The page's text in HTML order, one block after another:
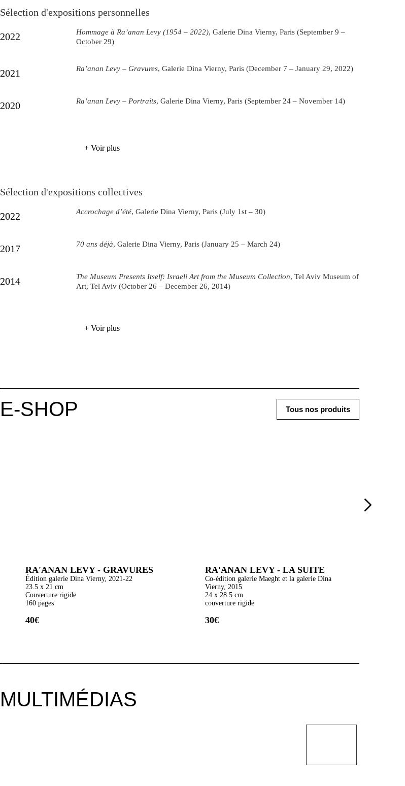
Sélection d'expositions personnelles
2022 Hommage à Ra’anan Levy (1954 – 2022), Galerie Dina Vierny, Paris (September 9 –
October 29)
2021 Ra’anan Levy – Gravures, Galerie Dina Vierny, Paris (December 7 – January 29, 2022)
2020 Ra’anan Levy – Portraits, Galerie Dina Vierny, Paris (September 24 – November 14)
+ Voir plus
Sélection d'expositions collectives
2022 Accrochage d’été, Galerie Dina Vierny, Paris (July 1st – 30)
2017 70 ans déjà, Galerie Dina Vierny, Paris (January 25 – March 24)
2014 The Museum Presents Itself: Israeli Art from the Museum Collection, Tel Aviv Museum of
Art, Tel Aviv (October 26 – December 26, 2014)
+ Voir plus
E-SHOP Tous nos produits
RA'ANAN LEVY - GRAVURES
Édition galerie Dina Vierny, 2021-22
23.5 x 21 cm
Couverture rigide
160 pages
40€
RA'ANAN LEVY - LA SUITE
Co-édition galerie Maeght et la galerie Dina
Vierny, 2015
24 x 28.5 cm
couverture rigide
30€
MULTIMÉDIAS